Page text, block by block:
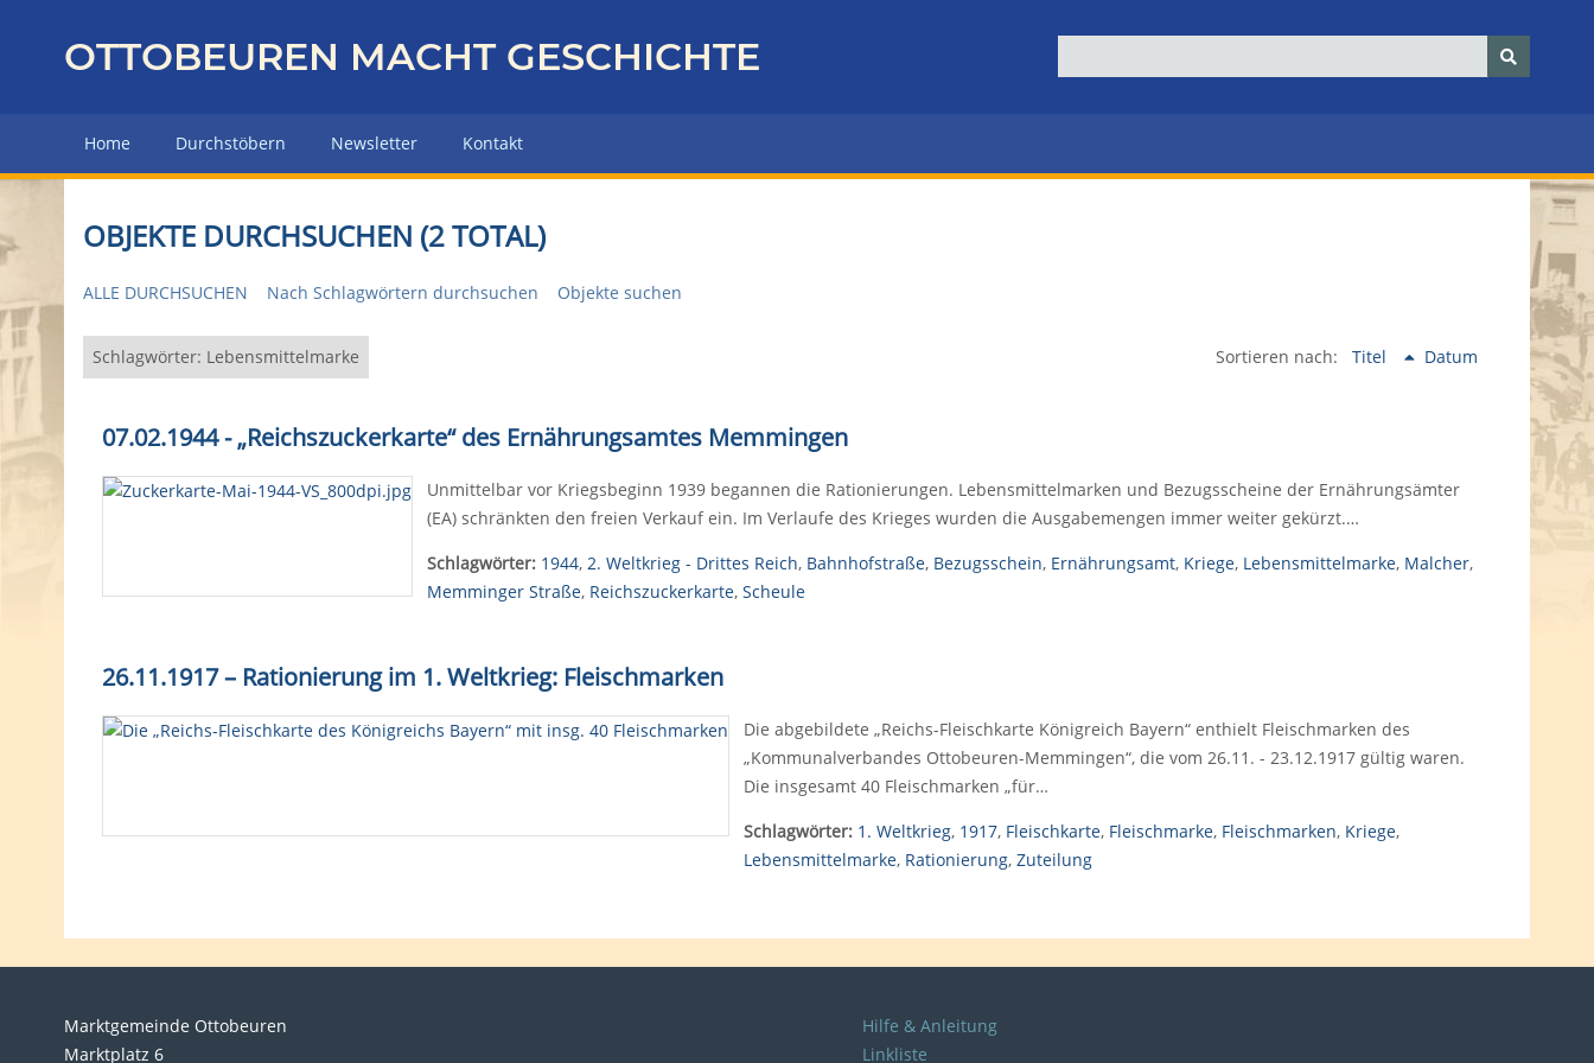
z
r
H
u
p
e
OTTOBEUREN MACHT GESCHICHTE
Home Durchstöbern Newsletter Kontakt
OBJEKTE DURCHSUCHEN (2 TOTAL)
ALLE DURCHSUCHEN Nach Schlagwörtern durchsuchen Objekte suchen
Schlagwörter: Lebensmittelmarke Sortieren nach: Titel Datum
07.02.1944 - „Reichszuckerkarte“ des Ernährungsamtes Memmingen
Unmittelbar vor Kriegsbeginn 1939 begannen die Rationierungen. Lebensmittelmarken und Bezugsscheine der Ernährungsämter
(EA) schränkten den freien Verkauf ein. Im Verlaufe des Krieges wurden die Ausgabemengen immer weiter gekürzt.…
Schlagwörter: 1944, 2. Weltkrieg - Drittes Reich, Bahnhofstraße, Bezugsschein, Ernährungsamt, Kriege, Lebensmittelmarke, Malcher,
Memminger Straße, Reichszuckerkarte, Scheule
26.11.1917 – Rationierung im 1. Weltkrieg: Fleischmarken
Die abgebildete „Reichs-Fleischkarte Königreich Bayern“ enthielt Fleischmarken des
„Kommunalverbandes Ottobeuren-Memmingen“, die vom 26.11. - 23.12.1917 gültig waren.
Die insgesamt 40 Fleischmarken „für…
Schlagwörter: 1. Weltkrieg, 1917, Fleischkarte, Fleischmarke, Fleischmarken, Kriege,
Lebensmittelmarke, Rationierung, Zuteilung
Marktgemeinde Ottobeuren
Marktplatz 6
Hilfe & Anleitung
Linkliste